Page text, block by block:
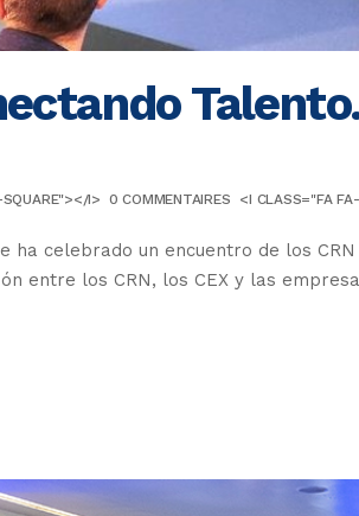
I> 0 COMMENTAIRES <I CLASS="FA
ha celebrado un encuentro de los
entre los CRN, los CEX y las